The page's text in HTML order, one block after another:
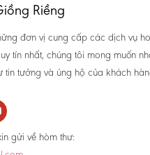
Riềng
đơn vị cung cấp các dịch vụ
tín nhất, chúng tôi mong muốn
tin tưởng và ủng hộ của khách
gửi về hòm thư: